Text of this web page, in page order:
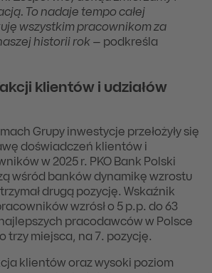
To nadaje tempo całej
wszystkim pracownikom za
historii rok – podkreśla
klientów i udziałów
Grupy inwestycje przełożyły się
doświadczeń klientów i
w 2025 r. PKO Bank Polski
wśród banków dynamikę wzrostu
drugą pozycję. Wskaźnik
wzrósł o 5 p.p. do 63
pracodawców w Polsce
trzy miejsca, na 7. pozycję.
klientów oraz wysoki poziom